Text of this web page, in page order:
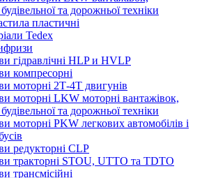
та дорожньої техніки
пластичні
Tedex
гідравлічні HLP и HVLP
компресорні
моторні 2Т-4Т двигунів
моторні LKW моторні вантажівок,
та дорожньої техніки
моторні PKW легкових автомобілів і
редукторні CLP
тракторні STOU, UTTO та TDTO
трансмісійні